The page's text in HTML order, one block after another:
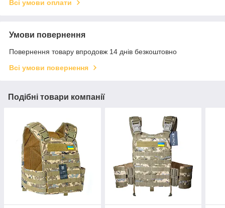
Всі умови оплати
Умови повернення
Повернення товару впродовж 14 днів безкоштовно
Всі умови повернення
Подібні товари компанії